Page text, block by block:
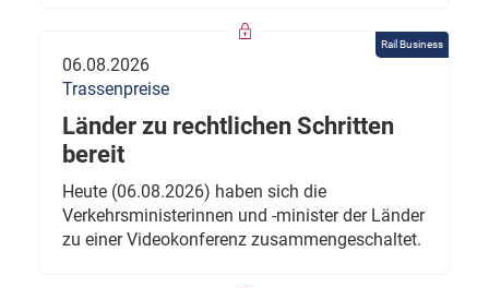
Rail Business
06.08.2026
Trassenpreise
Länder zu rechtlichen Schritten
bereit
Heute (06.08.2026) haben sich die
Verkehrsministerinnen und -minister der Länder
zu einer Videokonferenz zusammengeschaltet.